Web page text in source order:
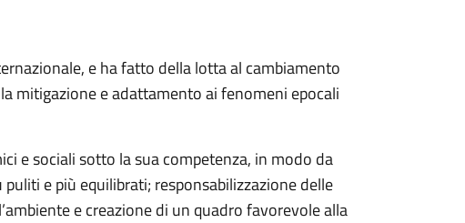
e ha fatto della lotta al cambiamento
mitigazione e adattamento ai fenomeni epocali
e sociali sotto la sua competenza, in modo da
e più equilibrati; responsabilizzazione delle
e creazione di un quadro favorevole alla